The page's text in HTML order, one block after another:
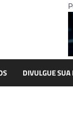
DIVULGUE